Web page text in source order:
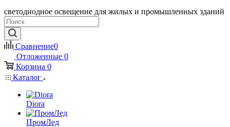
светодиодное освещение для жилых и промышленных зданий
Сравнение0
Отложенные 0
Корзина 0
Каталог
Diora
ПромЛед